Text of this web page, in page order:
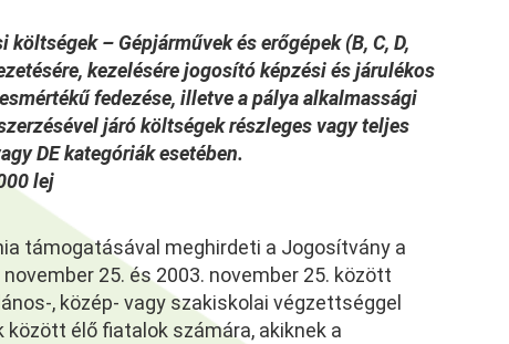
költségek – Gépjárművek és erőgépek (B, C, D,
kezelésére jogosító képzési és járulékos
fedezése, illetve a pálya alkalmassági
járó költségek részleges vagy teljes
DE kategóriák esetében.
lej
támogatásával meghirdeti a Jogosítvány a
25. és 2003. november 25. között
, közép- vagy szakiskolai végzettséggel
között élő fiatalok számára, akiknek a